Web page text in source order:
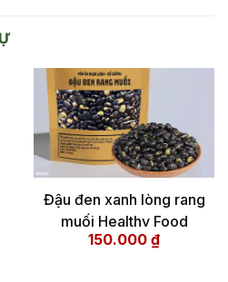
Đậu đen xanh lòng rang
muối Healthy Food
150.000 ₫